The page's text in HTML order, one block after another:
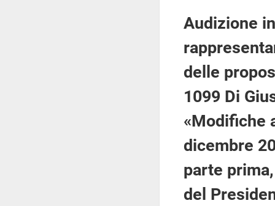
Audizione
delle
1099 Di
«Modifiche
dicembre
parte
del